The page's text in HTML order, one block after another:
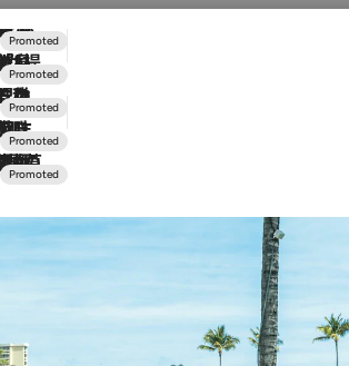
で！」
を呼ぶ郷土の味